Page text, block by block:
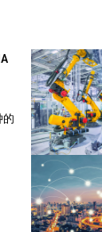
的